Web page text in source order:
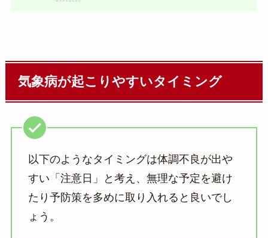
気象病が起こりやすいタイミング
以下のようなタイミングは体調不良が出や
すい「注意日」と考え、無理な予定を避け
たり予防策を多めに取り入れると良いでし
ょう。